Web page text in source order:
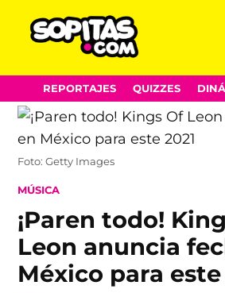
Skip
to
content
REPORTAJES QUIZZES
Foto: Getty Images
POSTED
MÚSICA
¡Paren todo!
Leon anuncia
México para este